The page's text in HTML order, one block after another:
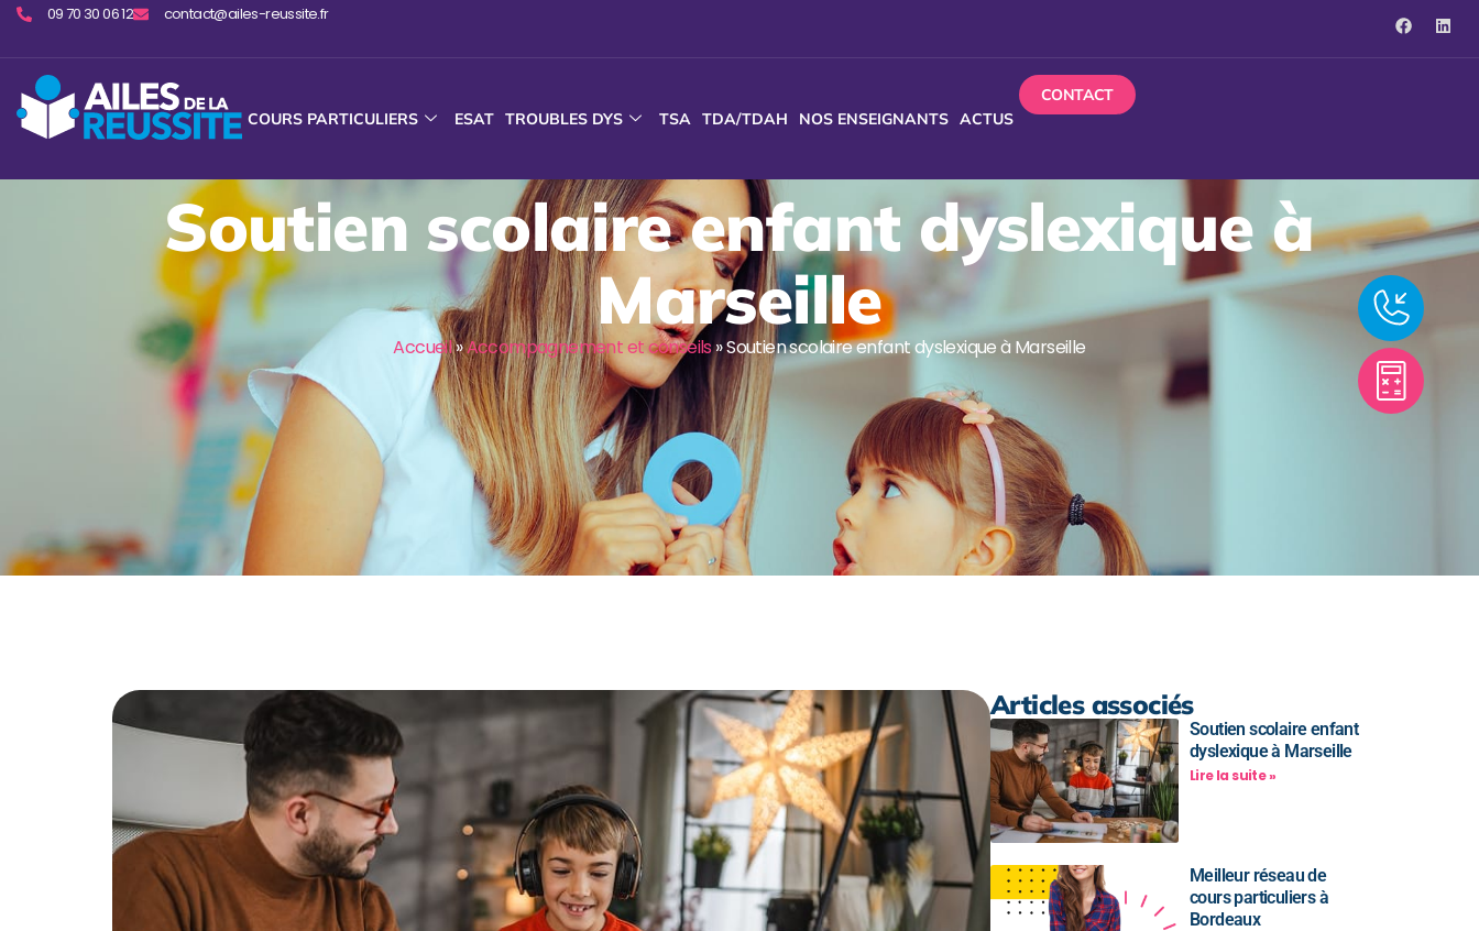
09 70 30 06 12 contact@ailes-reussite.fr
COURS PARTICULIERS ESAT TROUBLES DYS TSA TDA/TDAH NOS ENSEIGNANTS ACTUS
CONTACT
Soutien scolaire enfant dyslexique à
Marseille
Accueil»Accompagnement et conseils»Soutien scolaire enfant dyslexique à Marseille
Articles associés
Soutien scolaire enfant
dyslexique à Marseille
Lire la suite »
Meilleur réseau de
cours particuliers à
Bordeaux